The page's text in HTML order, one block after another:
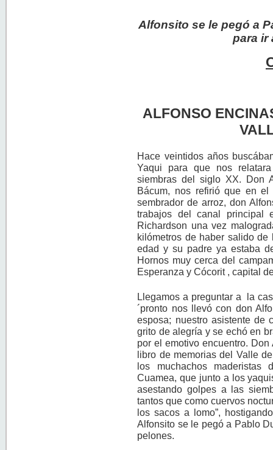
Alfonsito se le pegó a
para ir
ALFONSO
Hace veintidos años
Yaqui para que nos
siembras del siglo XX. Don
Bácum, nos refirió que en
sembrador de arroz, don
trabajos del canal principal
Richardson una vez
kilómetros de haber salido
edad y su padre ya estaba
Hornos muy cerca del
Esperanza y Cócorit , capital
Llegamos a preguntar a la
´pronto nos llevó con don
esposa; nuestro asistente de
grito de alegría y se echó en
por el emotivo encuentro.
libro de memorias del Valle
los muchachos maderistas
Cuamea, que junto a los
asestando golpes a las
tantos que como cuervos
los sacos a lomo”,
Alfonsito se le pegó a Pablo
pelones.